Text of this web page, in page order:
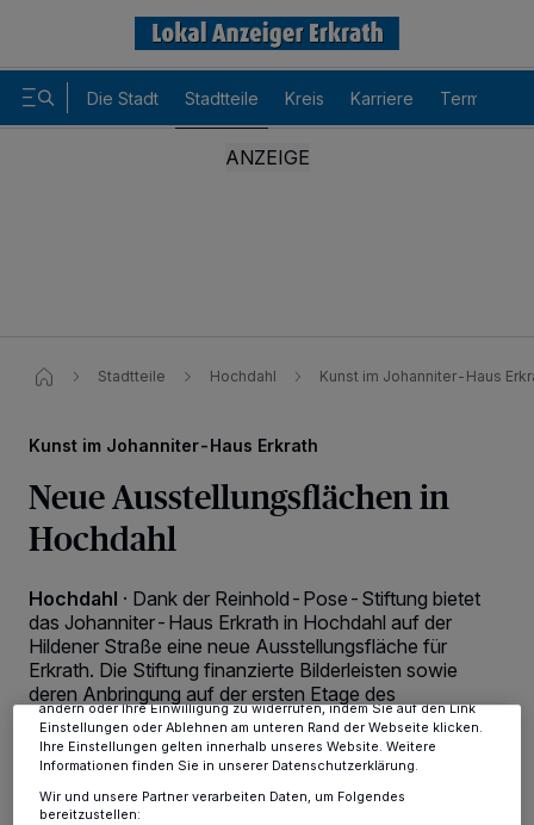
Die Stadt Stadtteile Kreis Karriere Termine
Stadtteile Hochdahl Kunst im Johanniter-Haus
Kunst im Johanniter-Haus Erkrath
Neue Ausstellungsflächen in
Hochdahl
Hochdahl · Dank der Reinhold-Pose-Stiftung bietet
das Johanniter-Haus Erkrath in Hochdahl auf der
Hildener Straße eine neue Ausstellungsfläche für
Erkrath. Die Stiftung finanzierte Bilderleisten sowie
deren Anbringung auf der ersten Etage des
Bewohnerflures. Hier werden nun künftig
unterschiedliche Kunstwerke präsentiert.
Kennungen auf Ihrem Gerät zu. Durch Auswahl von OK aktivieren Sie
Tracking-Technologien für die unter „Wir und unsere Partner
verarbeiten Daten, um Ihnen Dienste bereitzustellen“ aufgeführten
Zwecke. Wenn Tracker deaktiviert sind, sind manche Inhalte und
Anzeigen möglicherweise nicht mehr so relevant für Sie. Sie können
dieses Menü jederzeit wieder aufrufen, um Ihre Einstellungen zu
ändern oder Ihre Einwilligung zu widerrufen, indem Sie auf den Link
Einstellungen oder Ablehnen am unteren Rand der Webseite klicken.
Ihre Einstellungen gelten innerhalb unseres Website. Weitere
Informationen finden Sie in unserer Datenschutzerklärung.
Wir und unsere Partner verarbeiten Daten, um Folgendes
bereitzustellen: